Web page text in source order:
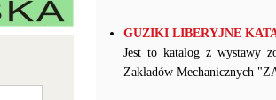
GUZIKI LIBERYJNE
Jest to katalog z wystawy
Zakładów Mechanicznych